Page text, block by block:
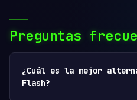
Preguntas
¿Cuál es la mejor
Flash?